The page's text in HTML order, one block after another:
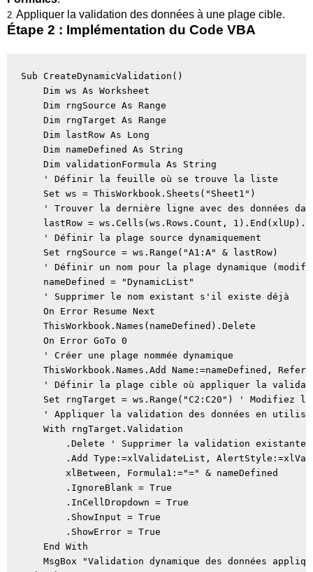
2. Appliquer la validation des données à une plage cible.
Étape 2 : Implémentation du Code VBA
Sub CreateDynamicValidation()
    Dim ws As Worksheet
    Dim rngSource As Range
    Dim rngTarget As Range
    Dim lastRow As Long
    Dim nameDefined As String
    Dim validationFormula As String
    ' Définir la feuille où se trouve la liste
    Set ws = ThisWorkbook.Sheets("Sheet1")
' Trouver la dernière ligne avec des données
lastRow = ws.Cells(ws.Rows.Count,
    ' Définir la plage source dynamiquement
    Set rngSource = ws.Range("A1:A" & lastRow)
' Définir un nom pour la plage dynamique
    nameDefined = "DynamicList"
    ' Supprimer le nom existant s'il existe déjà
    On Error Resume Next
    ThisWorkbook.Names(nameDefined).Delete
    On Error GoTo 0
    ' Créer une plage nommée dynamique
ThisWorkbook.Names.Add Name:=nameDefined,
' Définir la plage cible où appliquer la
Set rngTarget = ws.Range("C2:C20") ' Modifiez
' Appliquer la validation des données en
    With rngTarget.Validation
        .Delete ' Supprimer la validation existante
.Add Type:=xlValidateList,
        xlBetween, Formula1:="=" & nameDefined
        .IgnoreBlank = True
        .InCellDropdown = True
        .ShowInput = True
        .ShowError = True
    End With
MsgBox "Validation dynamique des données